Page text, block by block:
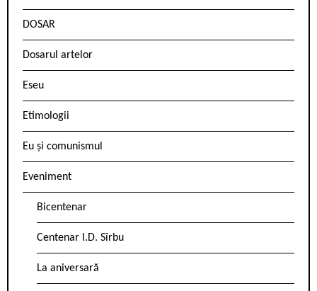
DOSAR
Dosarul artelor
Eseu
Etimologii
Eu și comunismul
Eveniment
Bicentenar
Centenar I.D. Sîrbu
La aniversară